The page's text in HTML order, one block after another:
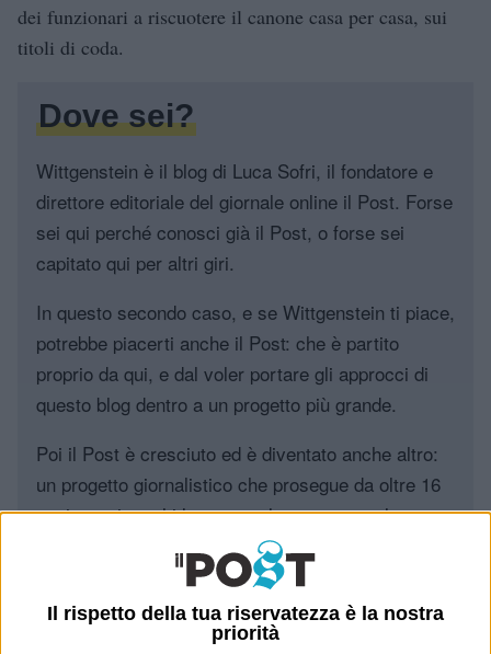
Il rispetto della tua riservatezza è la nostra
priorità
dei funzionari a riscuotere il canone casa per casa, sui
titoli di coda.
Dove sei?
Wittgenstein è il blog di Luca Sofri, il fondatore e
direttore editoriale del giornale online il Post. Forse
sei qui perché conosci già il Post, o forse sei
capitato qui per altri giri.
In questo secondo caso, e se Wittgenstein ti piace,
potrebbe piacerti anche il Post: che è partito
proprio da qui, e dal voler portare gli approcci di
questo blog dentro a un progetto più grande.
Poi il Post è cresciuto ed è diventato anche altro:
un progetto giornalistico che prosegue da oltre 16
anni, grazie a chi lo scopre, lo apprezza e lo
Leggi il Post, magari ti piace